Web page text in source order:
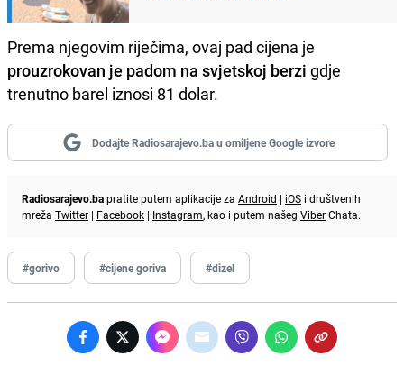
Prema njegovim riječima, ovaj pad cijena je
prouzrokovan je padom na svjetskoj berzi gdje
trenutno barel iznosi 81 dolar.
Dodajte Radiosarajevo.ba u omiljene Google izvore
Radiosarajevo.bapratite putem aplikacije za Android | iOS i društvenih
mreža Twitter | Facebook | Instagram, kao i putem našeg ViberChata.
#gorivo #cijene goriva #dizel